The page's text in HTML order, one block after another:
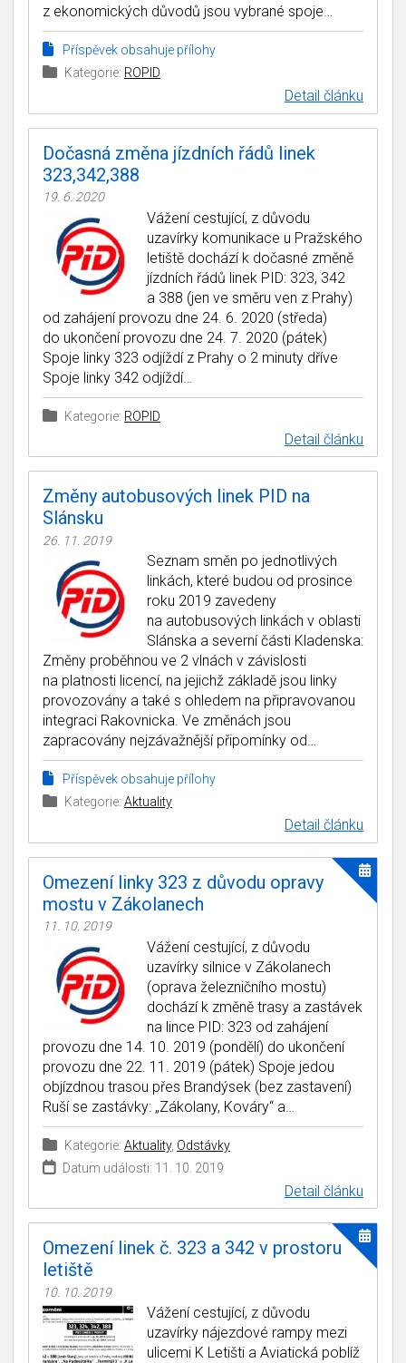
z ekonomických důvodů jsou vybrané spoje…
Příspěvek obsahuje přílohy
Kategorie: ROPID
Detail článku
Dočasná změna jízdních řádů linek
323,342,388
19. 6. 2020
Vážení cestující, z důvodu
uzavírky komunikace u Pražského
letiště dochází k dočasné změně
jízdních řádů linek PID: 323, 342
a 388 (jen ve směru ven z Prahy)
od zahájení provozu dne 24. 6. 2020 (středa)
do ukončení provozu dne 24. 7. 2020 (pátek)
Spoje linky 323 odjíždí z Prahy o 2 minuty dříve
Spoje linky 342 odjíždí…
Kategorie: ROPID
Detail článku
Změny autobusových linek PID na
Slánsku
26. 11. 2019
Seznam směn po jednotlivých
linkách, které budou od prosince
roku 2019 zavedeny
na autobusových linkách v oblasti
Slánska a severní části Kladenska:
Změny proběhnou ve 2 vlnách v závislosti
na platnosti licencí, na jejichž základě jsou linky
provozovány a také s ohledem na připravovanou
integraci Rakovnicka. Ve změnách jsou
zapracovány nejzávažnější připomínky od…
Příspěvek obsahuje přílohy
Kategorie: Aktuality
Detail článku
Omezení linky 323 z důvodu opravy
mostu v Zákolanech
11. 10. 2019
Vážení cestující, z důvodu
uzavírky silnice v Zákolanech
(oprava železničního mostu)
dochází k změně trasy a zastávek
na lince PID: 323 od zahájení
provozu dne 14. 10. 2019 (pondělí) do ukončení
provozu dne 22. 11. 2019 (pátek) Spoje jedou
objízdnou trasou přes Brandýsek (bez zastavení)
Ruší se zastávky: „Zákolany, Kováry“ a…
Kategorie: Aktuality, Odstávky
Datum události: 11. 10. 2019
Detail článku
Omezení linek č. 323 a 342 v prostoru
letiště
10. 10. 2019
Vážení cestující, z důvodu
uzavírky nájezdové rampy mezi
ulicemi K Letišti a Aviatická poblíž